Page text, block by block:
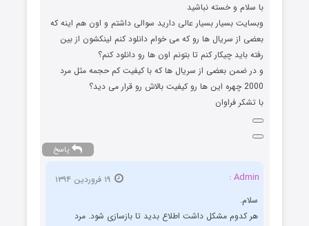
با سلام و خسته نباشید
وبسایت بسیار بسیار عالی دارید سوالی داشتم و اون هم اینه که
بعضی از سریال ها رو که می خوام دانلود کنم لینکشون از بین
رفته باید چیکار کنم تا بتونم اون ها رو دانلود کنم؟
و در ضمن بعضی از سریال ها که با کیفیت کم حجمه مثل مرد
2000 چهره این ها رو کیفیت بالاش رو قرار می دید؟
با تشکر فراوان
پاسخ
Admin :
سلام.
هر کدوم مشکل داشت اطلاع بدید تا بازسازی شود. مرد